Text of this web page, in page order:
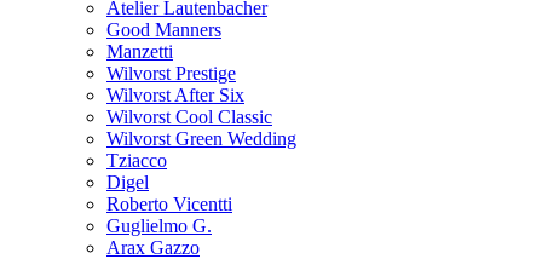
Atelier Lautenbacher
Good Manners
Manzetti
Wilvorst Prestige
Wilvorst After Six
Wilvorst Cool Classic
Wilvorst Green Wedding
Tziacco
Digel
Roberto Vicentti
Guglielmo G.
Arax Gazzo